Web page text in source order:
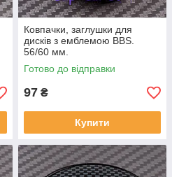
Ковпачки, заглушки для
дисків з емблемою BBS.
56/60 мм.
Готово до відправки
97 ₴
Купити